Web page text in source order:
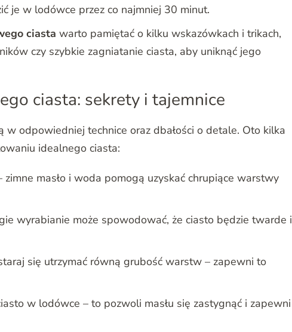
je w lodówce przez co najmniej 30 minut.
ciasta warto pamiętać o kilku wskazówkach i trikach,
czy szybkie zagniatanie ciasta, aby uniknąć jego
ciasta: sekrety i tajemnice
w odpowiedniej technice oraz dbałości o detale. Oto kilka
idealnego ciasta:
zimne masło i woda pomogą uzyskać chrupiące warstwy
wyrabianie może spowodować, że ciasto będzie twarde i
się utrzymać równą grubość warstw – zapewni to
w lodówce – to pozwoli masłu się zastygnąć i zapewni